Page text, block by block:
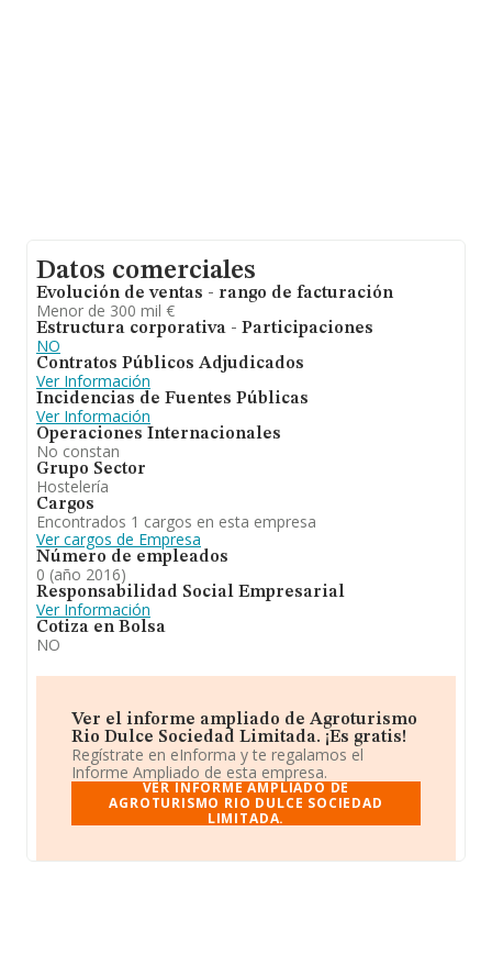
Datos comerciales
Evolución de ventas - rango de facturación
Menor de 300 mil €
Estructura corporativa - Participaciones
NO
Contratos Públicos Adjudicados
Ver Información
Incidencias de Fuentes Públicas
Ver Información
Operaciones Internacionales
No constan
Grupo Sector
Hostelería
Cargos
Encontrados 1 cargos en esta empresa
Ver cargos de Empresa
Número de empleados
0 (año 2016)
Responsabilidad Social Empresarial
Ver Información
Cotiza en Bolsa
NO
Ver el informe ampliado de Agroturismo
Rio Dulce Sociedad Limitada. ¡Es gratis!
Regístrate en eInforma y te regalamos el
Informe Ampliado de esta empresa.
VER INFORME AMPLIADO DE
AGROTURISMO RIO DULCE SOCIEDAD
LIMITADA.